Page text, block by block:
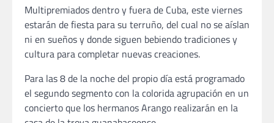
Multipremiados dentro y fuera de Cuba, este viernes
estarán de fiesta para su terruño, del cual no se aíslan
ni en sueños y donde siguen bebiendo tradiciones y
cultura para completar nuevas creaciones.
Para las 8 de la noche del propio día está programado
el segundo segmento con la colorida agrupación en un
concierto que los hermanos Arango realizarán en la